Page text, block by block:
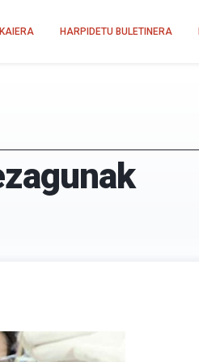
HARPIDETU BULETINERA